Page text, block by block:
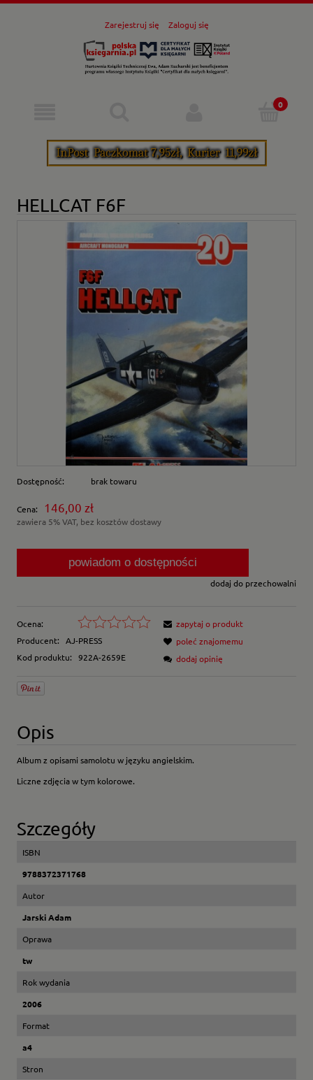
Zarejestruj się Zaloguj się
HELLCAT F6F
Dostępność: brak towaru
Cena: 146,00 zł
zawiera 5% VAT, bez kosztów dostawy
powiadom o dostępności
dodaj do przechowalni
Ocena:
Producent:
AJ-PRESS
Kod produktu:
922A-2659E
zapytaj o produkt
poleć znajomemu
dodaj opinię
Opis
Album z opisami samolotu w języku angielskim.
Liczne zdjęcia w tym kolorowe.
Szczegóły
ISBN
9788372371768
Autor
Jarski Adam
Oprawa
tw
Rok wydania
2006
Format
a4
Stron